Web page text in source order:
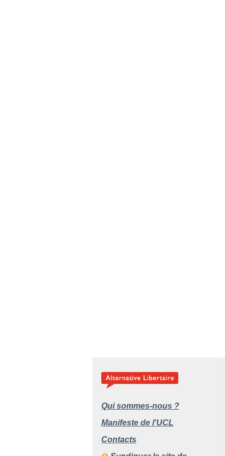
Qui sommes-nous ?
Manifeste de l'UCL
Contacts